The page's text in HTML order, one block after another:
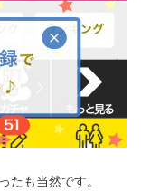
たも当然です。